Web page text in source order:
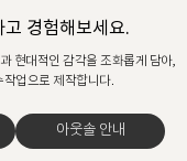
경험해보세요.
현대적인 감각을 조화롭게 담아,
업으로 제작합니다.
아웃솔 안내